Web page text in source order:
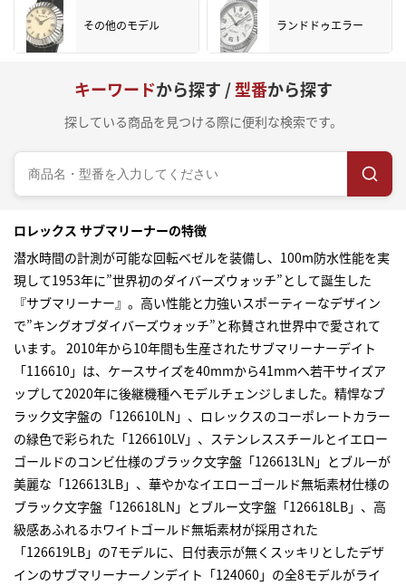
その他のモデル ランドドゥエラー
キーワードから探す /型番から探す
探している商品を見つける際に便利な検索です。
ロレックス サブマリーナーの特徴
潜水時間の計測が可能な回転ベゼルを装備し、100m防水性能を実
現して1953年に”世界初のダイバーズウォッチ”として誕生した
『サブマリーナー』。高い性能と力強いスポーティーなデザイン
で”キングオブダイバーズウォッチ”と称賛され世界中で愛されて
います。 2010年から10年間も生産されたサブマリーナーデイト
「116610」は、ケースサイズを40mmから41mmへ若干サイズア
ップして2020年に後継機種へモデルチェンジしました。精悍なブ
ラック文字盤の「126610LN」、ロレックスのコーポレートカラー
の緑色で彩られた「126610LV」、ステンレススチールとイエロー
ゴールドのコンビ仕様のブラック文字盤「126613LN」とブルーが
美麗な「126613LB」、華やかなイエローゴールド無垢素材仕様の
ブラック文字盤「126618LN」とブルー文字盤「126618LB」、高
級感あふれるホワイトゴールド無垢素材が採用された
「126619LB」の7モデルに、日付表示が無くスッキリとしたデザ
インのサブマリーナーノンデイト「124060」の全8モデルがライ